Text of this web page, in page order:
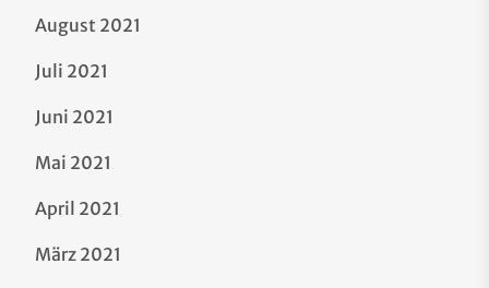
August 2021
Juli 2021
Juni 2021
Mai 2021
April 2021
März 2021